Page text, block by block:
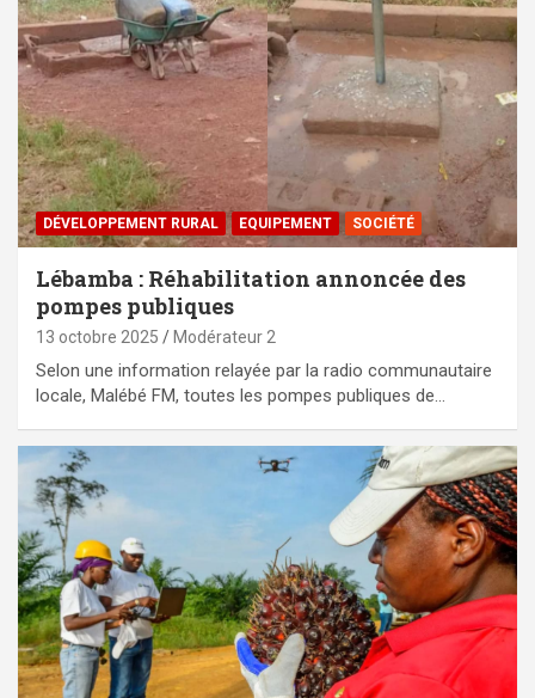
DÉVELOPPEMENT RURAL EQUIPEMENT SOCIÉTÉ
Lébamba : Réhabilitation annoncée des
pompes publiques
13 octobre 2025 Modérateur 2
Selon une information relayée par la radio communautaire
locale, Malébé FM, toutes les pompes publiques de…